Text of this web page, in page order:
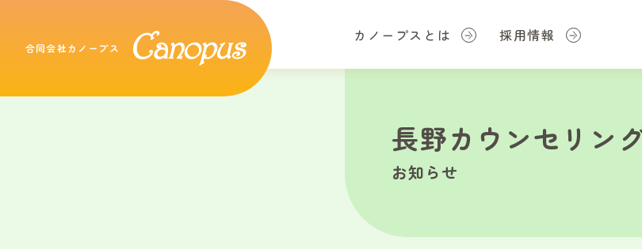
合同会社カノープス
カノープスとは 採用情報
長野カウンセリン
お知らせ